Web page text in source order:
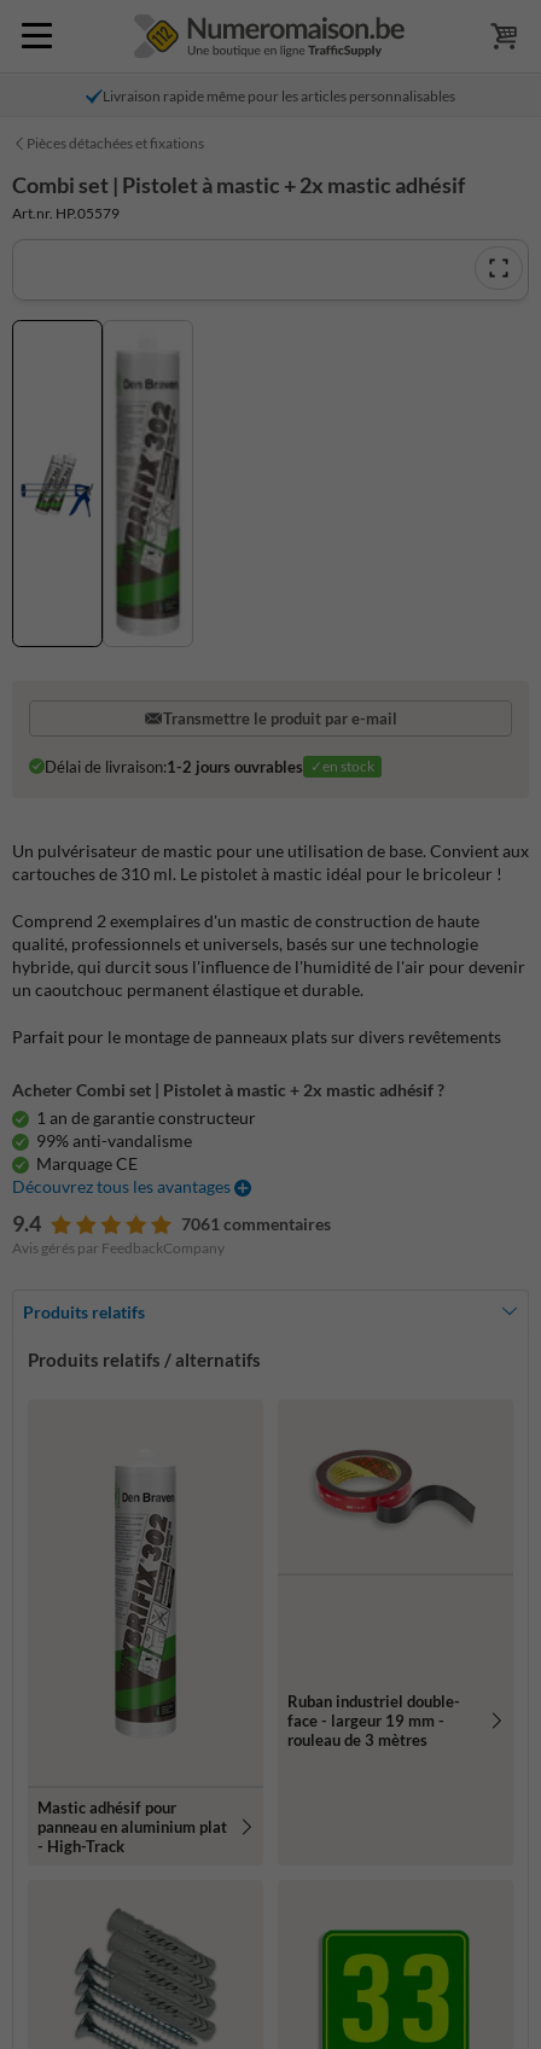
Livraison rapide même pour les articles personnalisables
Pièces détachées et fixations
Combi set | Pistolet à mastic + 2x mastic adhésif
Art.nr. HP.05579
Transmettre le produit par e-mail
Délai de livraison:1-2 jours ouvrables ✓en stock
Un pulvérisateur de mastic pour une utilisation de base. Convient aux
cartouches de 310 ml. Le pistolet à mastic idéal pour le bricoleur !
Comprend 2 exemplaires d'un mastic de construction de haute
qualité, professionnels et universels, basés sur une technologie
hybride, qui durcit sous l'influence de l'humidité de l'air pour devenir
un caoutchouc permanent élastique et durable.
Parfait pour le montage de panneaux plats sur divers revêtements
Acheter Combi set | Pistolet à mastic + 2x mastic adhésif ?
1 an de garantie constructeur
99% anti-vandalisme
Marquage CE
Découvrez tous les avantages
9.4 7061 commentaires
Avis gérés par FeedbackCompany
Produits relatifs
Produits relatifs / alternatifs
Mastic adhésif pour
panneau en aluminium plat
- High-Track
Ruban industriel double-
face - largeur 19 mm -
rouleau de 3 mètres